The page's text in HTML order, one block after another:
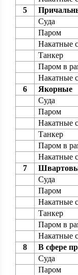
5
Суда
Паром
Накатные
Танкер
Паром в
Накатные
6
Якорные
Суда
Паром
Накатные
Танкер
Паром в
Накатные
7
Суда
Паром
Накатные
Танкер
Паром в
Накатные
8
В сфере
Суда
Паром